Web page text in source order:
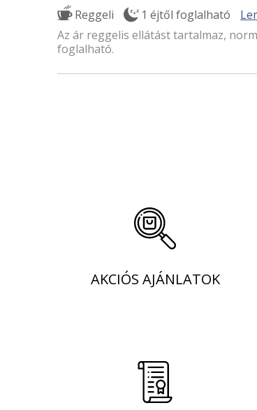
Reggeli 1 éjtől foglalható
Az ár reggelis ellátást tartalmaz,
foglalható.
AKCIÓS AJÁNLATOK